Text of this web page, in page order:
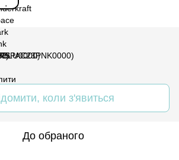
коли з'явиться
До обраного